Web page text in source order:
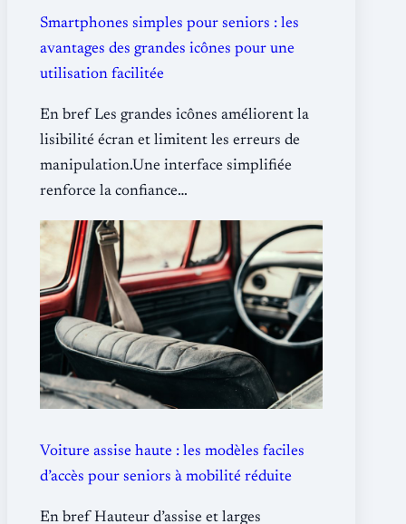
Smartphones simples pour seniors : les
avantages des grandes icônes pour une
utilisation facilitée
En bref Les grandes icônes améliorent la
lisibilité écran et limitent les erreurs de
manipulation.Une interface simplifiée
renforce la confiance…
Voiture assise haute : les modèles faciles
d’accès pour seniors à mobilité réduite
En bref Hauteur d’assise et larges